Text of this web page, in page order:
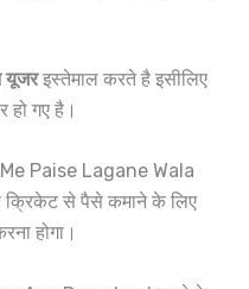
यूजरइस्तेमाल करते है इसीलिए
हो गए है।
Paise Lagane Wala
क्रिकेट से पैसे कमाने के लिए
होगा।